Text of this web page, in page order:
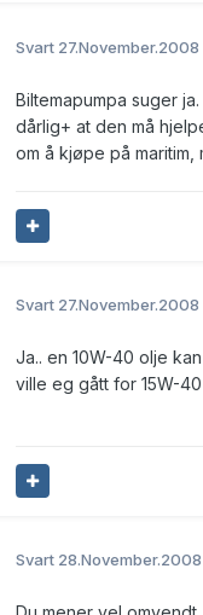
Svart 27.November.2008
Biltemapumpa suger
dårlig+ at den må
om å kjøpe på maritim,
Svart 27.November.2008
Ja.. en 10W-40 olje
ville eg gått for 15W-40
Svart 28.November.2008